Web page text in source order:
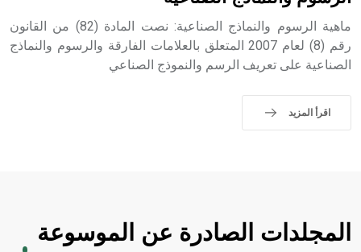
sign تكتب منفصلة غير متصلة، وتعتمد المبدأ الأكوروفوني،
حيث تقتصر القيمة الصوتية للعلامة الك
ماهية الرسوم والنماذج الصناعية: نصت المادة (82) من القانون
رقم (8) لعام 2007 المتعلق بالعلامات الفارقة والرسوم والنماذج
الصناعية على تعريف الرسم والنموذج الصناعي
اقرأ المزيد
المجلدات الصادرة عن الموسوعة